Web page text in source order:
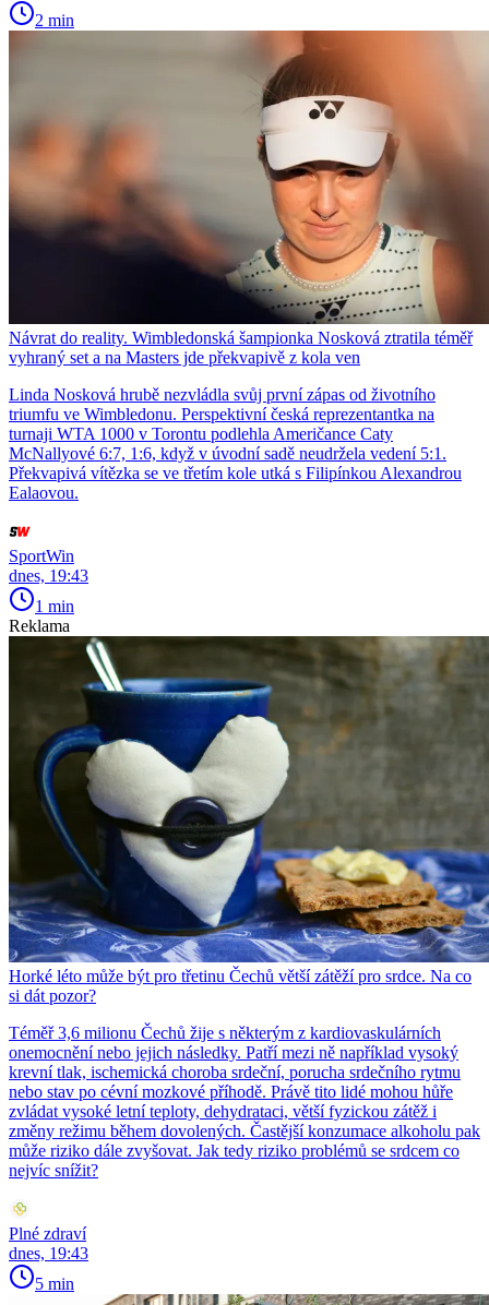
2 min
Návrat do reality. Wimbledonská šampionka Nosková ztratila téměř
vyhraný set a na Masters jde překvapivě z kola ven
Linda Nosková hrubě nezvládla svůj první zápas od životního
triumfu ve Wimbledonu. Perspektivní česká reprezentantka na
turnaji WTA 1000 v Torontu podlehla Američance Caty
McNallyové 6:7, 1:6, když v úvodní sadě neudržela vedení 5:1.
Překvapivá vítězka se ve třetím kole utká s Filipínkou Alexandrou
Ealaovou.
SportWin
dnes, 19:43
1 min
Reklama
Horké léto může být pro třetinu Čechů větší zátěží pro srdce. Na co
si dát pozor?
Téměř 3,6 milionu Čechů žije s některým z kardiovaskulárních
onemocnění nebo jejich následky. Patří mezi ně například vysoký
krevní tlak, ischemická choroba srdeční, porucha srdečního rytmu
nebo stav po cévní mozkové příhodě. Právě tito lidé mohou hůře
zvládat vysoké letní teploty, dehydrataci, větší fyzickou zátěž i
změny režimu během dovolených. Častější konzumace alkoholu pak
může riziko dále zvyšovat. Jak tedy riziko problémů se srdcem co
nejvíc snížit?
Plné zdraví
dnes, 19:43
5 min